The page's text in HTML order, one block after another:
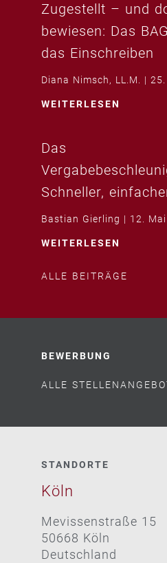
Zugestellt – und
bewiesen: Das
das Einschreiben
Diana Nimsch, LL.M.
WEITERLESEN
Das
Schneller,
Bastian Gierling 12.
WEITERLESEN
ALLE BEITRÄGE
BEWERBUNG
ALLE
STANDORTE
Köln
Mevissenstraße 15
50668 Köln
Deutschland